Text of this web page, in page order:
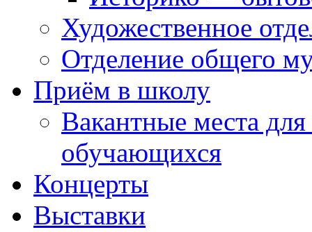
Художественное
Отделение общего
Приём в школу
Вакантные места
обучающихся
Концерты
Выставки